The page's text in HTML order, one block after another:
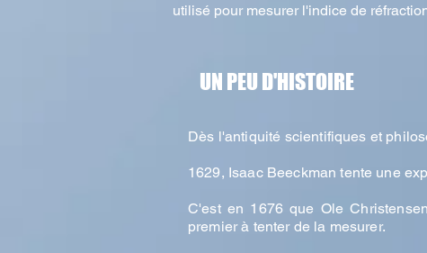
utilisé pour mesurer l'indice de
UN PEU D'HISTOIRE
Dès l'antiquité scientifiques et
1629, Isaac Beeckman tente une
C'est en 1676 que Ole
premier à tenter de la mesurer.